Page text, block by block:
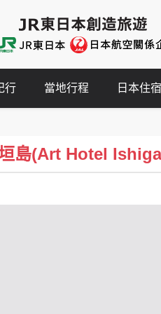
行 當地行程 日本住宿
島(Art Hotel